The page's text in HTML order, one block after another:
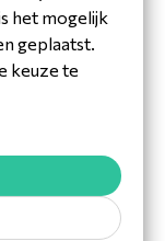
het mogelijk
geplaatst.
keuze te